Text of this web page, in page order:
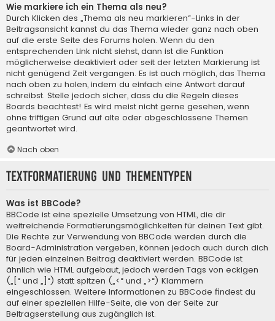
Wie markiere ich ein Thema als neu?
Durch Klicken des „Thema als neu markieren“-Links in der
Beitragsansicht kannst du das Thema wieder ganz nach oben
auf die erste Seite des Forums holen. Wenn du den
entsprechenden Link nicht siehst, dann ist die Funktion
möglicherweise deaktiviert oder seit der letzten Markierung ist
nicht genügend Zeit vergangen. Es ist auch möglich, das Thema
nach oben zu holen, indem du einfach eine Antwort darauf
schreibst. Stelle jedoch sicher, dass du die Regeln dieses
Boards beachtest! Es wird meist nicht gerne gesehen, wenn
ohne triftigen Grund auf alte oder abgeschlossene Themen
geantwortet wird.
Nach oben
Textformatierung und Thementypen
Was ist BBCode?
BBCode ist eine spezielle Umsetzung von HTML, die dir
weitreichende Formatierungsmöglichkeiten für deinen Text gibt.
Die Rechte zur Verwendung von BBCode werden durch die
Board-Administration vergeben, können jedoch auch durch dich
für jeden einzelnen Beitrag deaktiviert werden. BBCode ist
ähnlich wie HTML aufgebaut, jedoch werden Tags von eckigen
(„[“ und „]“) statt spitzen („<“ und „>“) Klammern
eingeschlossen. Weitere Informationen zu BBCode findest du
auf einer speziellen Hilfe-Seite, die von der Seite zur
Beitragserstellung aus zugänglich ist.